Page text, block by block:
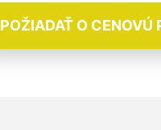
POŽIADAŤ O CENOVÚ